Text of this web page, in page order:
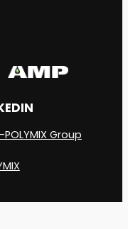
POLYMIX Group